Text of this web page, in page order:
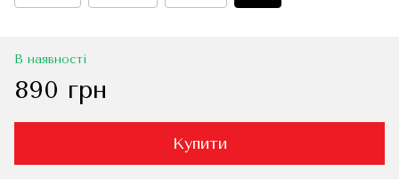
В наявності
890 грн
Купити